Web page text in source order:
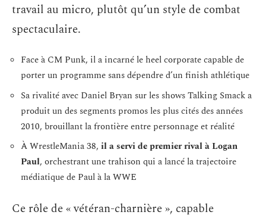
travail au micro, plutôt qu’un style de combat
spectaculaire.
Face à CM Punk, il a incarné le heel corporate capable de
porter un programme sans dépendre d’un finish athlétique
Sa rivalité avec Daniel Bryan sur les shows Talking Smack a
produit un des segments promos les plus cités des années
2010, brouillant la frontière entre personnage et réalité
À WrestleMania 38, il a servi de premier rival à Logan
Paul, orchestrant une trahison qui a lancé la trajectoire
médiatique de Paul à la WWE
Ce rôle de « vétéran-charnière », capable